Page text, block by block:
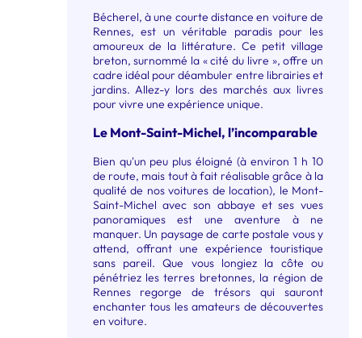
Bécherel, à une courte distance en voiture de
Rennes, est un véritable paradis pour les
amoureux de la littérature. Ce petit village
breton, surnommé la « cité du livre », offre un
cadre idéal pour déambuler entre librairies et
jardins. Allez-y lors des marchés aux livres
pour vivre une expérience unique.
Le Mont-Saint-Michel, l’incomparable
Bien qu'un peu plus éloigné (à environ 1 h 10
de route, mais tout à fait réalisable grâce à la
qualité de nos voitures de location), le Mont-
Saint-Michel avec son abbaye et ses vues
panoramiques est une aventure à ne
manquer. Un paysage de carte postale vous y
attend, offrant une expérience touristique
sans pareil. Que vous longiez la côte ou
pénétriez les terres bretonnes, la région de
Rennes regorge de trésors qui sauront
enchanter tous les amateurs de découvertes
en voiture.